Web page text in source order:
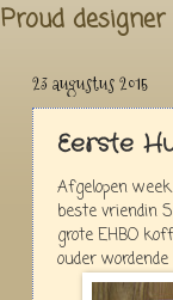
Proud
23 augustus 2015
Eerste
Afgelopen
beste vriendin
grote EHBO
ouder